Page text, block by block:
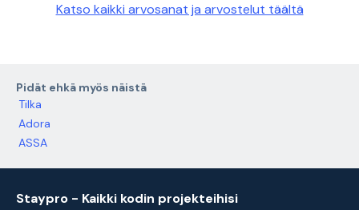
Katso kaikki arvosanat ja arvostelut täältä
Pidät ehkä myös näistä
Tilka
Adora
ASSA
Staypro - Kaikki kodin projekteihisi